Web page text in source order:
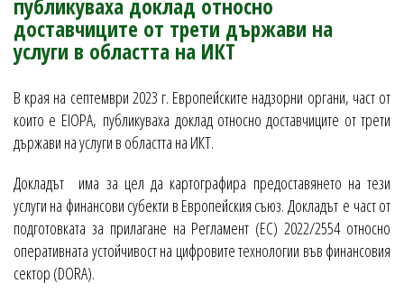
публикуваха доклад относно
доставчиците от трети държави на
услуги в областта на ИКТ
В края на септември 2023 г. Европейските надзорни органи, част от
които е EIOPA, публикуваха доклад относно доставчиците от трети
държави на услуги в областта на ИКТ.
Докладът има за цел да картографира предоставянето на тези
услуги на финансови субекти в Европейския съюз. Докладът е част от
подготовката за прилагане на Регламент (ЕС) 2022/2554 относно
оперативната устойчивост на цифровите технологии във финансовия
сектор (DORA).